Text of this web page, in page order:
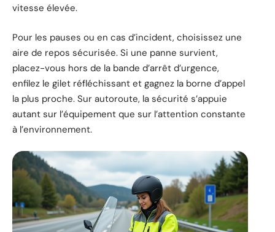
vitesse élevée.
Pour les pauses ou en cas d’incident, choisissez une
aire de repos sécurisée. Si une panne survient,
placez-vous hors de la bande d’arrêt d’urgence,
enfilez le gilet réfléchissant et gagnez la borne d’appel
la plus proche. Sur autoroute, la sécurité s’appuie
autant sur l’équipement que sur l’attention constante
à l’environnement.